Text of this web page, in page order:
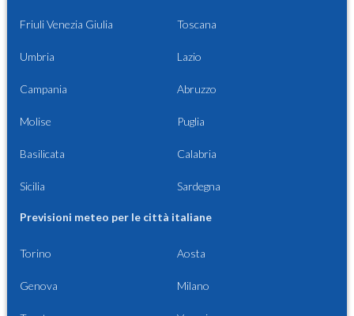
Friuli Venezia Giulia Toscana
Umbria Lazio
Campania Abruzzo
Molise Puglia
Basilicata Calabria
Sicilia Sardegna
Previsioni meteo per le città italiane
Torino Aosta
Genova Milano